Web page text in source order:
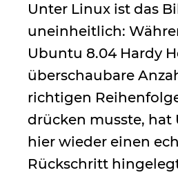
Unter Linux ist das
uneinheitlich:
Ubuntu 8.04 Hardy
überschaubare
richtigen
drücken musste, hat
hier wieder einen
Rückschritt